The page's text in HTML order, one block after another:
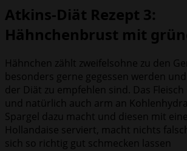
Atkins-Diät Rezept 3:
Hähnchenbrust mit
Hähnchen zählt zweifelsohne zu den
besonders gerne gegessen werden
der Diät zu empfehlen sind. Das
und natürlich auch arm an
Spargel dazu macht und diesen mit
Hollandaise serviert, macht nichts
sich so richtig gut schmecken lassen